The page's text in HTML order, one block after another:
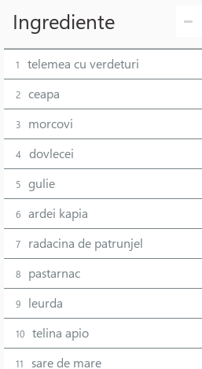
Ingrediente
1 telemea cu verdeturi
2 ceapa
3 morcovi
4 dovlecei
5 gulie
6 ardei kapia
7 radacina de patrunjel
8 pastarnac
9 leurda
10 telina apio
11 sare de mare